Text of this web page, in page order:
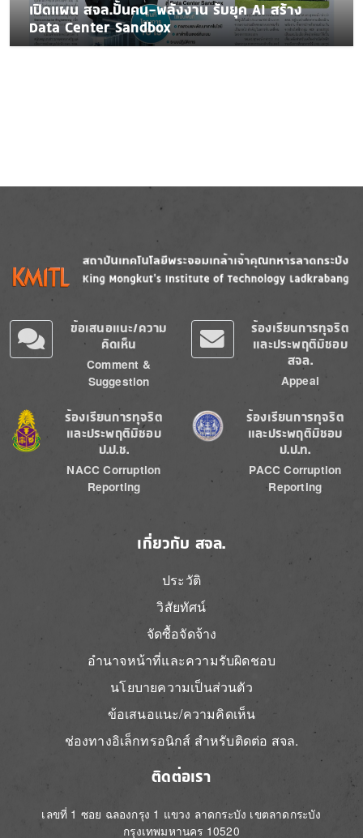
เปิดแผน สจล.ปั้นคน-พลังงาน รับยุค AI สร้าง
Data Center Sandbox
Image
ข้อเสนอแนะ/ความ
คิดเห็น
Comment &
Suggestion
ร้องเรียนการทุจริต
และประพฤติมิชอบ
สจล.
Appeal
Image
ร้องเรียนการทุจริต
และประพฤติมิชอบ
ป.ป.ช.
NACC Corruption
Reporting
Image
ร้องเรียนการทุจริต
และประพฤติมิชอบ
ป.ป.ท.
PACC Corruption
Reporting
เกี่ยวกับ สจล.
ประวัติ
วิสัยทัศน์
จัดซื้อจัดจ้าง
อำนาจหน้าที่และความรับผิดชอบ
นโยบายความเป็นส่วนตัว
ข้อเสนอแนะ/ความคิดเห็น
ช่องทางอิเล็กทรอนิกส์ สำหรับติดต่อ สจล.
ติดต่อเรา
เลขที่ 1 ซอย ฉลองกรุง 1 แขวง ลาดกระบัง เขตลาดกระบัง
กรุงเทพมหานคร 10520